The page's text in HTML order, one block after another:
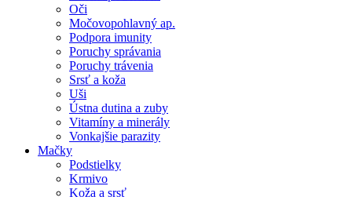
Oči
Močovopohlavný ap.
Podpora imunity
Poruchy správania
Poruchy trávenia
Srsť a koža
Uši
Ústna dutina a zuby
Vitamíny a minerály
Vonkajšie parazity
Mačky
Podstielky
Krmivo
Koža a srsť